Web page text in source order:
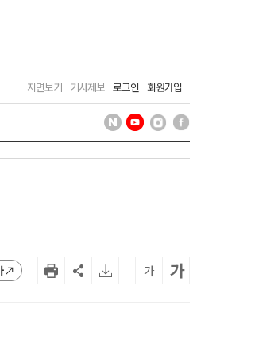
지면보기 기사제보 로그인 회원가입
가 가